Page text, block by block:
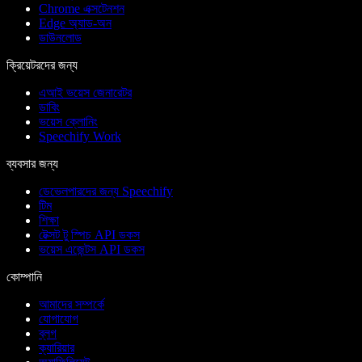
Chrome এক্সটেনশন
Edge অ্যাড-অন
ডাউনলোড
ক্রিয়েটরদের জন্য
এআই ভয়েস জেনারেটর
ডাবিং
ভয়েস ক্লোনিং
Speechify Work
ব্যবসার জন্য
ডেভেলপারদের জন্য Speechify
টিম
শিক্ষা
টেক্সট টু স্পিচ API ডকস
ভয়েস এজেন্টস API ডকস
কোম্পানি
আমাদের সম্পর্কে
যোগাযোগ
ব্লগ
ক্যারিয়ার